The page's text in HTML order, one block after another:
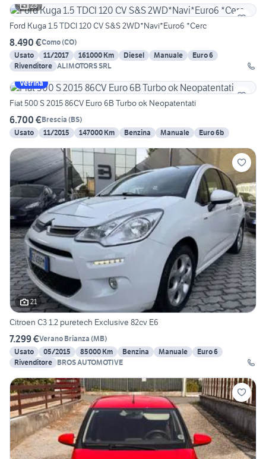
23
Ford Kuga 1.5 TDCI 120 CV S&S 2WD*Navi*Euro6 *Cerc
8.490 €Como(CO)
Usato
11/2017 161000 Km Diesel Manuale
Euro 6
Rivenditore ALIMOTORS SRL
Vetrina
Fiat 500 S 2015 86CV Euro 6B Turbo ok Neopatentati
6.700 €Brescia (BS)
Usato
11/2015 147000 Km Benzina Manuale Euro 6b
21
Citroen C3 1.2 puretech Exclusive 82cv E6
7.299 €Verano Brianza (MB)
Usato
05/2015 85000 Km Benzina Manuale
Euro 6
Rivenditore BROS AUTOMOTIVE